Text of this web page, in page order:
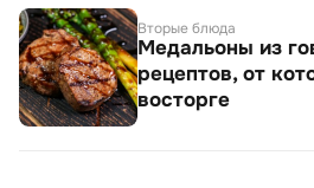
Вторые блюда
Медальоны из
рецептов, от
восторге